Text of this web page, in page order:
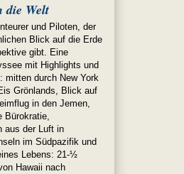
die Welt
und Piloten, der
Blick auf die Erde
gibt. Eine
mit Highlights und
mitten durch New York
Grönlands, Blick auf
in den Jemen,
Bürokratie,
aus der Luft in
im Südpazifik und
Lebens: 21-½
Hawaii nach